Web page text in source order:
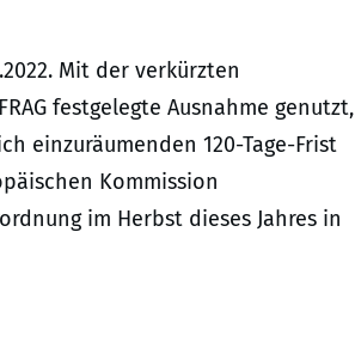
Mit der verkürzten
festgelegte Ausnahme genutzt,
einzuräumenden 120-Tage-Frist
Kommission
im Herbst dieses Jahres in